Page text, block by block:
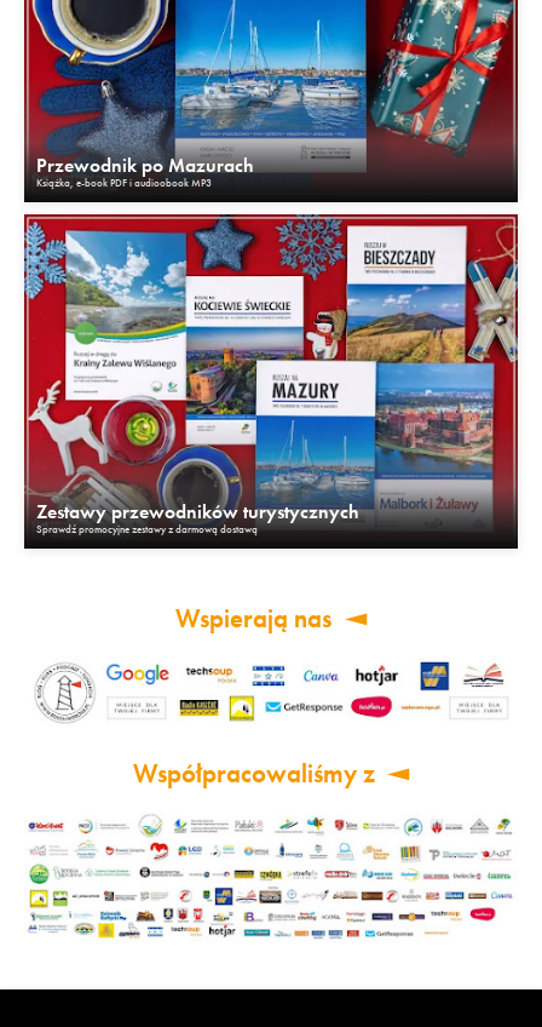
Przewodnik po Mazurach
Książka, e-book PDF i audioobook MP3
Zestawy przewodników turystycznych
Sprawdź promocyjne zestawy z darmową dostawą
Wspierają nas
Współpracowaliśmy z